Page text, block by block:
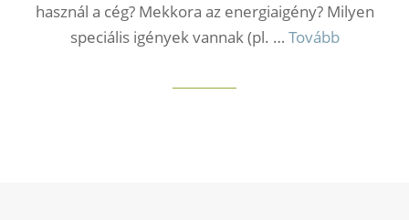
használ a cég? Mekkora az energiaigény? Milyen
speciális igények vannak (pl. … Tovább